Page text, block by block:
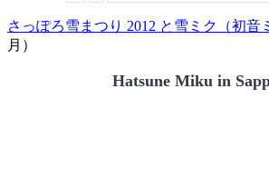
さっぽろ雪まつり 2012 と雪ミク（初音
月）
Hatsune Miku in